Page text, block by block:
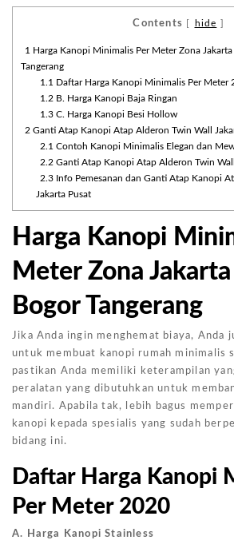
Contents hide
1
Harga Kanopi Minimalis Per Meter Zona
Tangerang
1.1
Daftar Harga Kanopi Minimalis Per Meter
1.2 B. Harga Kanopi Baja Ringan
1.3C. Harga Kanopi Besi Hollow
2 Ganti Atap Kanopi Atap Alderon Twin Wall
2.1 Contoh Kanopi Minimalis Elegan dan
2.2 Ganti Atap Kanopi Atap Alderon Twin
2.3Info Pemesanan dan Ganti Atap Kanopi
Jakarta Pusat
Harga Kanopi
Meter Zona
Bogor Tangerang
Jika Anda ingin menghemat biaya, Anda
untuk membuat kanopi rumah minimalis
pastikan Anda memiliki keterampilan
peralatan yang dibutuhkan untuk
mandiri. Apabila tak, lebih bagus
kanopi kepada spesialis yang sudah
bidang ini.
Daftar Harga Kanopi
Per Meter 2020
A. Harga Kanopi Stainless